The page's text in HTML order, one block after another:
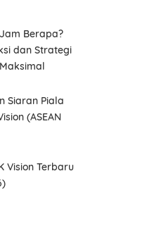
Berapa?
dan Strategi
Siaran Piala
(ASEAN
Vision Terbaru